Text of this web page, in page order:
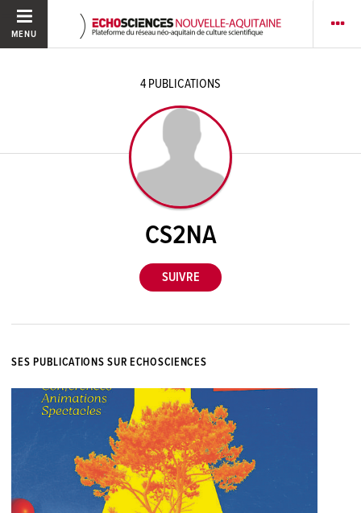
MENU
4PUBLICATIONS
CS2NA
SES PUBLICATIONS SUR ECHOSCIENCES